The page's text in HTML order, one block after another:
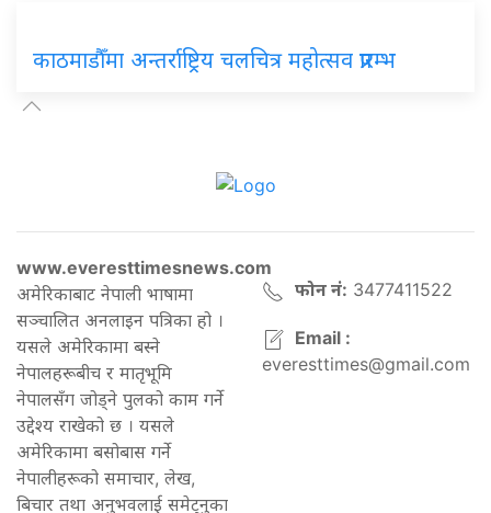
काठमाडौँमा अन्तर्राष्ट्रिय चलचित्र महोत्सव प्रारम्भ
www.everesttimesnews.com
अमेरिकाबाट नेपाली भाषामा
सञ्चालित अनलाइन पत्रिका हो ।
यसले अमेरिकामा बस्ने
नेपालहरूबीच र मातृभूमि
नेपालसँग जोड्ने पुलको काम गर्ने
उद्देश्य राखेको छ । यसले
अमेरिकामा बसोबास गर्ने
नेपालीहरूको समाचार, लेख,
बिचार तथा अनुभवलाई समेट्नुका
फोन नं: 3477411522
Email :
everesttimes@gmail.com